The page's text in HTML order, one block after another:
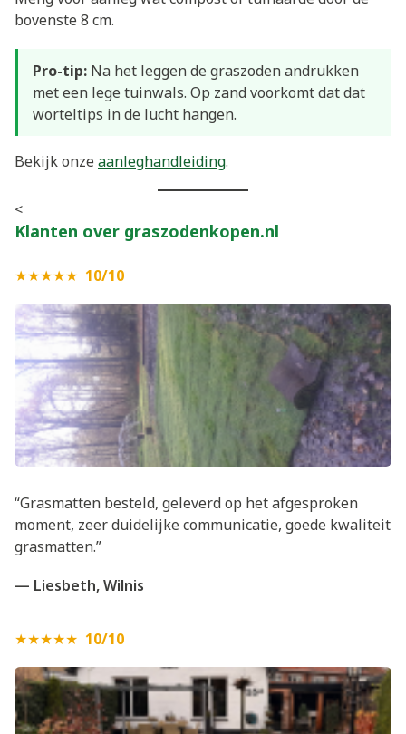
bovenste 8 cm.
Pro-tip: Na het leggen de graszoden andrukken
met een lege tuinwals. Op zand voorkomt dat dat
worteltips in de lucht hangen.
Bekijk onzeaanleghandleiding.
<
Klanten over graszodenkopen.nl
★★★★★ 10/10
“Grasmatten besteld, geleverd op het afgesproken
moment, zeer duidelijke communicatie, goede kwaliteit
grasmatten.”
— Liesbeth, Wilnis
★★★★★ 10/10